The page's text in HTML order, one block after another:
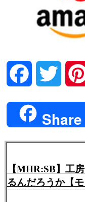
Facebook Twitter
Share
【MHR:SB】工
るんだろうか【